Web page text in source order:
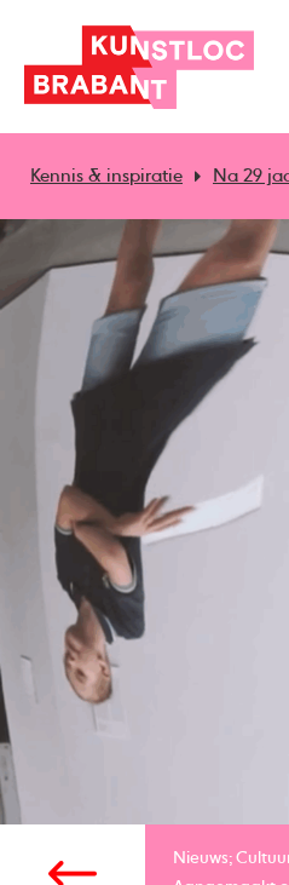
Kennis & inspiratie Na 29
Nieuws;